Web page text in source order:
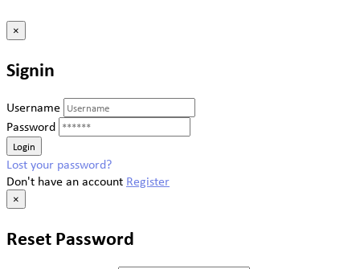
×
Signin
Username
Password
Lost your password?
Don't have an account Register
×
Reset Password